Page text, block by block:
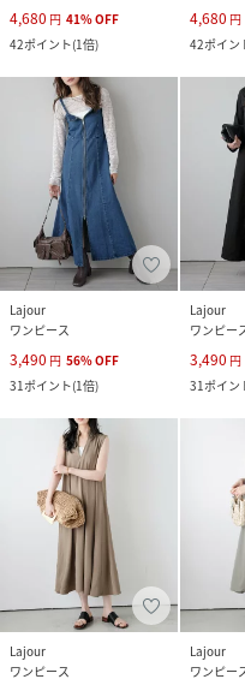
4,680 円 41%OFF
42ポイント(1倍)
4,680 円
42ポイン
Lajour
ワンピース
3,490 円 56%OFF
31ポイント(1倍)
Lajour
ワンピー
3,490 円
31ポイン
Lajour
ワンピース
Lajour
ワンピー